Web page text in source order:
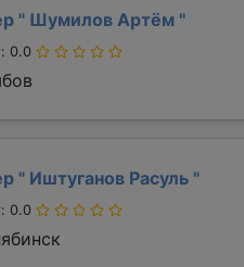
" Шумилов Артём "
0.0
" Иштуганов Расуль "
0.0